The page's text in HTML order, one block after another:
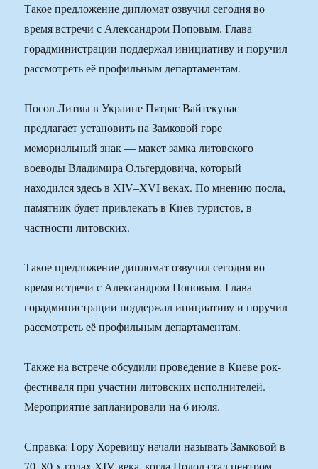
Такое предложение дипломат озвучил сегодня во
время встречи с Александром Поповым. Глава
горадминистрации поддержал инициативу и поручил
рассмотреть её профильным департаментам.
Посол Литвы в Украине Пятрас Вайтекунас
предлагает установить на Замковой горе
мемориальный знак — макет замка литовского
воеводы Владимира Ольгердовича, который
находился здесь в XIV–XVI веках. По мнению посла,
памятник будет привлекать в Киев туристов, в
частности литовских.
Такое предложение дипломат озвучил сегодня во
время встречи с Александром Поповым. Глава
горадминистрации поддержал инициативу и поручил
рассмотреть её профильным департаментам.
Также на встрече обсудили проведение в Киеве рок-
фестиваля при участии литовских исполнителей.
Мероприятие запланировали на 6 июля.
Справка: Гору Хоревицу начали называть Замковой в